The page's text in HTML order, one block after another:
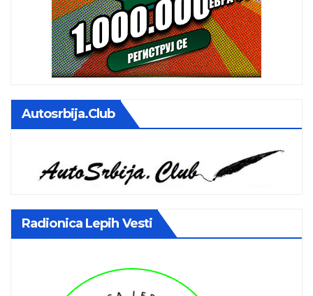
Autosrbija.club
Radionica Lepih Vesti